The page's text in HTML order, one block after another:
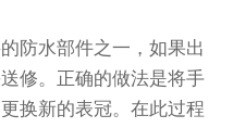
水部件之一，如果出
修。正确的做法是将手
换新的表冠。在此过程